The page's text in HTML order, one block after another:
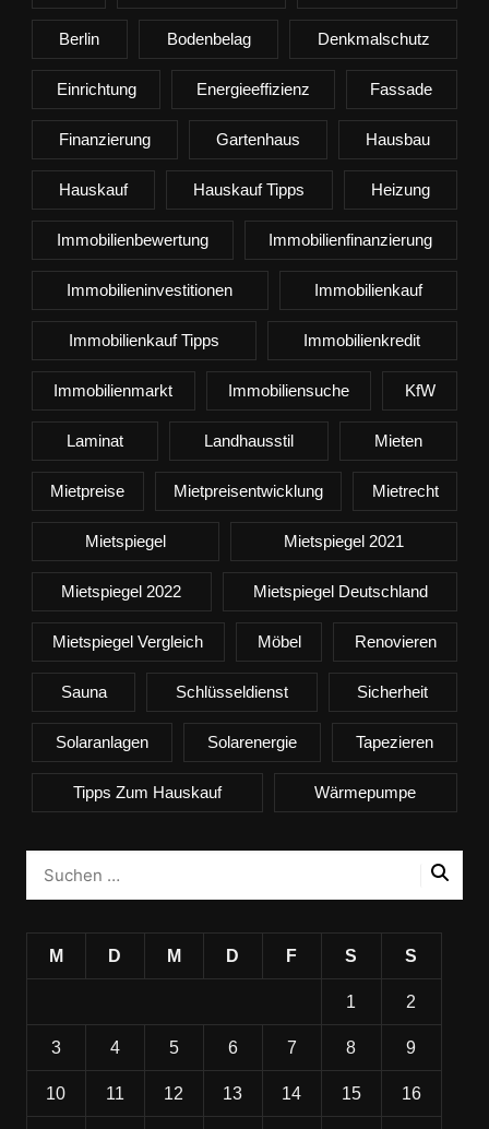
Berlin Bodenbelag Denkmalschutz
Einrichtung Energieeffizienz Fassade
Finanzierung Gartenhaus Hausbau
Hauskauf Hauskauf Tipps Heizung
Immobilienbewertung Immobilienfinanzierung
Immobilieninvestitionen Immobilienkauf
Immobilienkauf Tipps Immobilienkredit
Immobilienmarkt Immobiliensuche KfW
Laminat Landhausstil Mieten
Mietpreise Mietpreisentwicklung Mietrecht
Mietspiegel Mietspiegel 2021
Mietspiegel 2022 Mietspiegel Deutschland
Mietspiegel Vergleich Möbel Renovieren
Sauna Schlüsseldienst Sicherheit
Solaranlagen Solarenergie Tapezieren
Tipps Zum Hauskauf Wärmepumpe
M D M D F S S
1 2
3 4 5 6 7 8 9
10 11 12 13 14 15 16